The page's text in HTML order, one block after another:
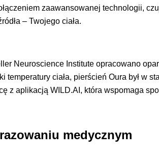
zaawansowanej technologii,
– Twojego ciała.
Neuroscience Institute opracowano
temperatury ciała, pierścień Oura był w
z aplikacją WILD.AI, która wspomaga
medycznym